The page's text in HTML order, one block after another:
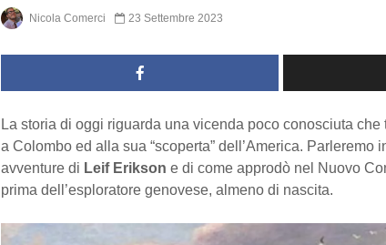
Nicola Comerci 23 Settembre 2023
La storia di oggi riguarda una vicenda poco conosciuta che
a Colombo ed alla sua “scoperta” dell’America. Parleremo
avventure di Leif Erikson e di come approdò nel Nuovo
prima dell’esploratore genovese, almeno di nascita.